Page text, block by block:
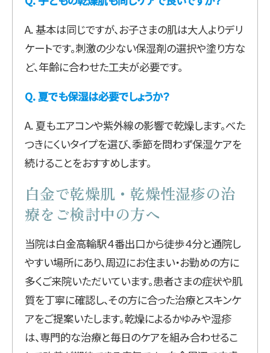
A. 基本は同じですが、お子さまの肌は大人よりデリ
ケートです。刺激の少ない保湿剤の選択や塗り方な
ど、年齢に合わせた工夫が必要です。
Q. 夏でも保湿は必要でしょうか？
A. 夏もエアコンや紫外線の影響で乾燥します。べた
つきにくいタイプを選び、季節を問わず保湿ケアを
続けることをおすすめします。
白金で乾燥肌・乾燥性湿疹の治
療をご検討中の方へ
当院は白金高輪駅４番出口から徒歩４分と通院し
やすい場所にあり、周辺にお住まい・お勤めの方に
多くご来院いただいています。患者さまの症状や肌
質を丁寧に確認し、その方に合った治療とスキンケ
アをご提案いたします。乾燥によるかゆみや湿疹
は、専門的な治療と毎日のケアを組み合わせるこ